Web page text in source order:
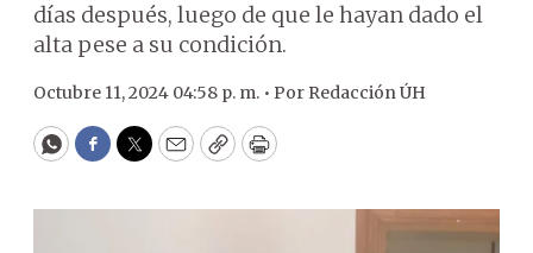
días después, luego de que le hayan dado el
alta pese a su condición.
Octubre 11, 2024 04:58 p. m. • Por Redacción ÚH
WhatsApp
Facebook
Twitter
EmailCopyPrint